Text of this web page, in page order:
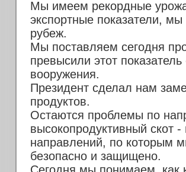
Мы имеем рекордные
экспортные показатели,
рубеж.
Мы поставляем сегодня
превысили этот
вооружения.
Президент сделал нам
продуктов.
Остаются проблемы по
высокопродуктивный скот
направлений, по которым
безопасно и защищено.